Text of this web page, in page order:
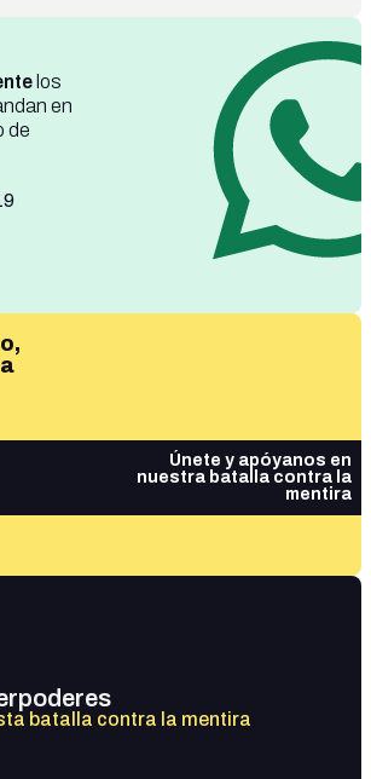
los
en
de
Únete y apóyanos en
nuestra batalla contra la
mentira
batalla contra la mentira